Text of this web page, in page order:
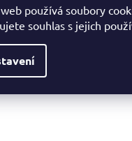
používá soubory
souhlas s jejich